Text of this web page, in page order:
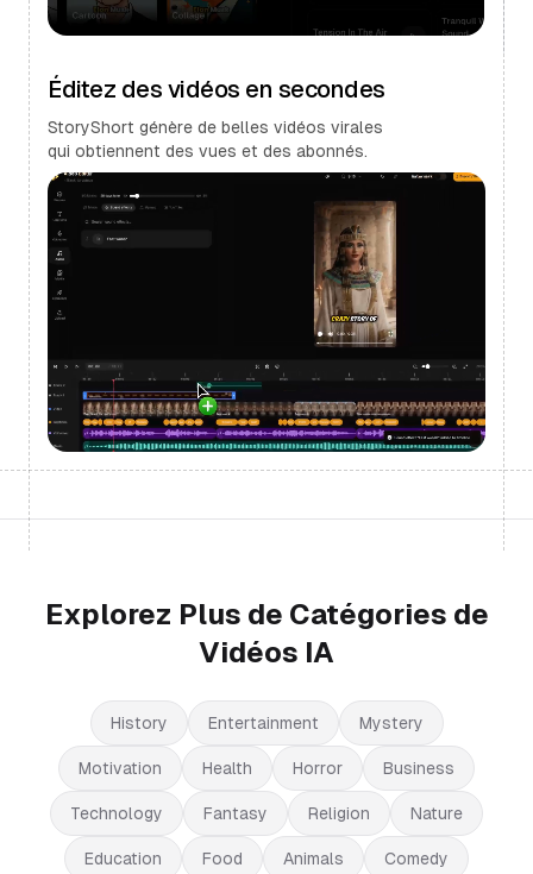
Éditez des vidéos en secondes
StoryShort génère de belles vidéos virales
qui obtiennent des vues et des abonnés.
Explorez Plus de Catégories de
Vidéos IA
History Entertainment Mystery
Motivation Health Horror Business
Technology Fantasy Religion Nature
Education Food Animals Comedy